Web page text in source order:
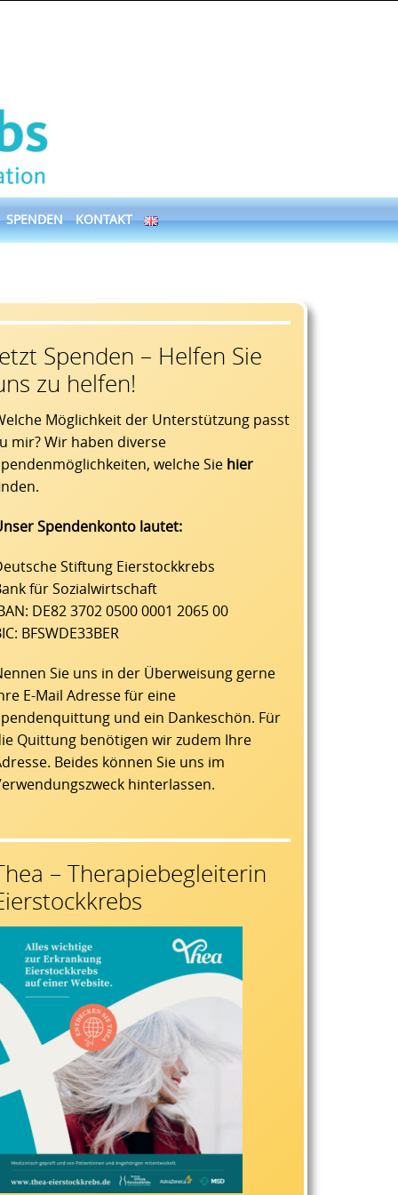
SPENDEN KONTAKT
Spenden – Helfen Sie
zu helfen!
Möglichkeit der Unterstützung passt
mir? Wir haben diverse
welche Sie hier
Spendenkonto lautet:
Stiftung Eierstockkrebs
für Sozialwirtschaft
DE82 3702 0500 0001 2065 00
BFSWDE33BER
Sie uns in der Überweisung gerne
E-Mail Adresse für eine
und ein Dankeschön. Für
Quittung benötigen wir zudem Ihre
Beides können Sie uns im
hinterlassen.
– Therapiebegleiterin